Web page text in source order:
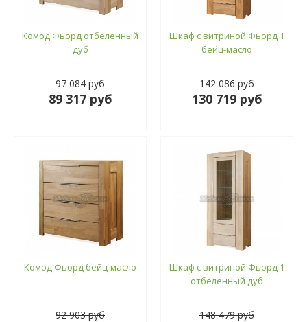
Комод Фьорд отбеленный
дуб
97 084 руб
89 317 руб
Шкаф с витриной Фьорд 1
бейц-масло
142 086 руб
130 719 руб
Комод Фьорд бейц-масло
92 903 руб
Шкаф с витриной Фьорд 1
отбеленный дуб
148 479 руб